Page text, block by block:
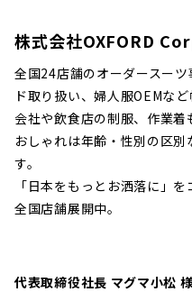
株式会社OXFORD
全国24店舗のオーダースー
ド取り扱い、婦人服OEMなど
会社や飲食店の制服、作業着
おしゃれは年齢・性別の区
す。
「日本をもっとお洒落に」
全国店舗展開中。
代表取締役社長 マグマ小松